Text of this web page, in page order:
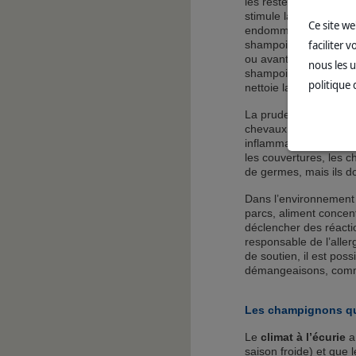
stimule la circulation
endommager la
shampoings trop
ou avant un concours
shampoing spécial
nettoie la peau en
La prudence
chevaux qui ne
inflammation de la
les couvertures, les
de germes, mais ils
Dans
parcs, aliment
déclencher des
responsable de
de soutien, il est
démangeaisons,
Les champignons
Le climat à l’écurie
saison froide) et que
Ce site
faciliter
nous les
politique